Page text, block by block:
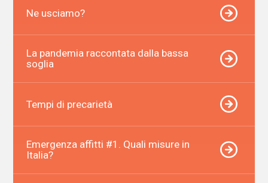
Ne usciamo?
La pandemia raccontata dalla bassa
soglia
Tempi di precarietà
Emergenza affitti #1. Quali misure in
Italia?